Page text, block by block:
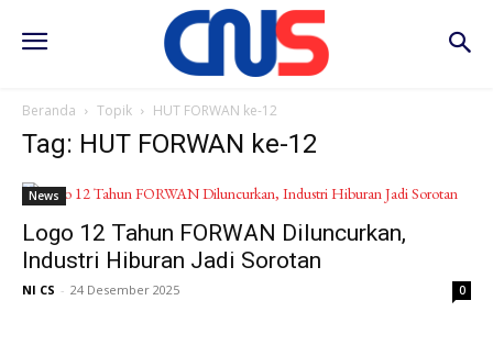
Beranda Topik HUT FORWAN ke-12
Tag: HUT FORWAN ke-12
News
Logo 12 Tahun FORWAN Diluncurkan,
Industri Hiburan Jadi Sorotan
NI CS - 24 Desember 2025 0